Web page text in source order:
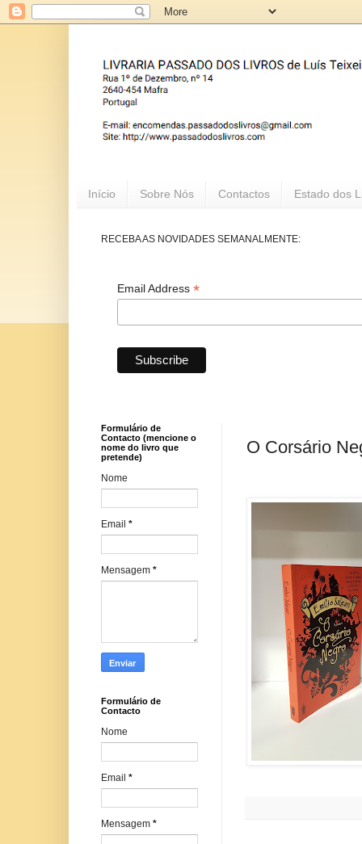
Início Sobre Nós Contactos Estado dos
RECEBA AS NOVIDADES SEMANALMENTE:
Email Address *
O Corsário
Formulário de
Contacto (mencione o
nome do livro que
pretende)
Nome
Email *
Mensagem *
Formulário de
Contacto
Nome
Email *
Mensagem *